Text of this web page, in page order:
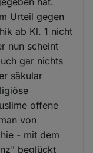
Urteil gegen
ab Kl. 1 nicht
nun scheint
gar nichts
säkular
offene
von
- mit dem
beglückt